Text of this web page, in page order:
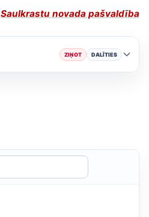
Saulkrastu novada pašvaldība
ZIŅOT DALĪTIES